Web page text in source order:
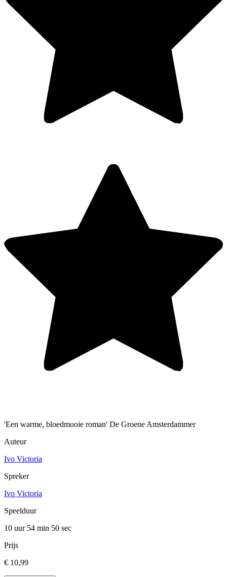
'Een warme, bloedmooie roman' De Groene Amsterdammer
Auteur
Ivo Victoria
Spreker
Ivo Victoria
Speelduur
10 uur 54 min 50 sec
Prijs
€ 10,99